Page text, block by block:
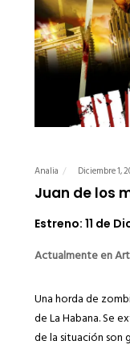
Analia Diciembre 1,
Juan de los
Estreno: 11 de
Actualmente en
Una horda de
de La Habana. Se
de la situación son